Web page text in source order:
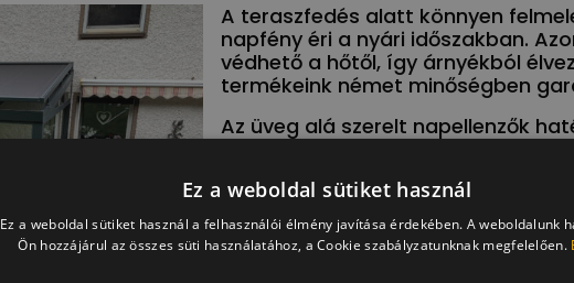
A teraszfedés alatt könnyen
napfény éri a nyári időszakban.
védhető a hőtől, így árnyékból
termékeink német minőségben
Az üveg alá szerelt napellenzők
alatti felmelegedést. Speciálisan
Az üveg fölé szerelt napellenzők
hogy a napsugarak közvetlenül
üvegházhatás.
Ez a weboldal sütiket használ
Ez a weboldal sütiket használ a felhasználói élmény javítása érdekében. A weboldalunk
Ön hozzájárul az összes süti használatához, a Cookie szabályzatunknak megfelelően.